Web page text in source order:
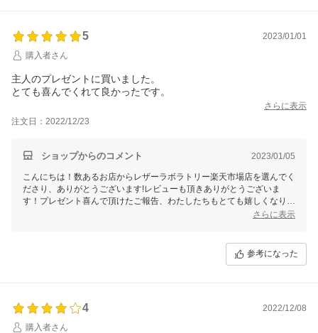
5
2023/01/01
購入者さん
主人のプレゼントに買いました。
とても喜んでくれて良かったです。
さらに表示
注文日：2022/12/23
ショップからのコメント 2023/01/05
こんにちは！数あるお店からレザーラボラトリー楽天市場店を選んでく
ださり、ありがとうございます!レビューも頂きありがとうございま
す！プレゼント喜んで頂けたご報告、わたしたちもとても嬉しくなりま
した！これからもより良い製品作り、お店作りに努めてまいりますの
さらに表示
参考になった
4
2022/12/08
購入者さん